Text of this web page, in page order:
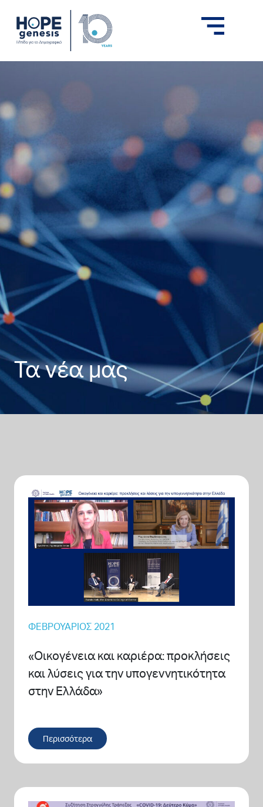
Τα νέα μας
ΦΕΒΡΟΥΆΡΙΟΣ 2021
«Οικογένεια και καριέρα: προκλήσεις
και λύσεις για την υπογεννητικότητα
στην Ελλάδα»
Περισσότερα